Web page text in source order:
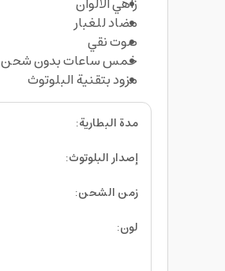
مضاد للغبار
صوت نقي
خمس ساعات بدون شحن
مزود بتقنية البلوتوث
مدة البطارية:
إصدار البلوتوث:
زمن الشحن:
لون: